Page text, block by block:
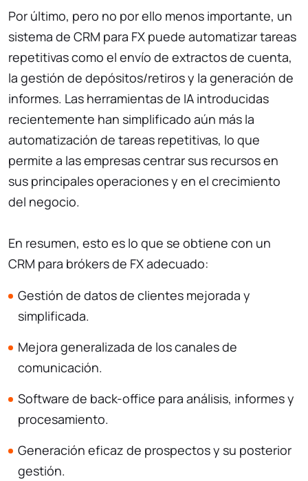
Por último, pero no por ello menos importante, un
sistema de CRM para FX puede automatizar tareas
repetitivas como el envío de extractos de cuenta,
la gestión de depósitos/retiros y la generación de
informes. Las herramientas de IA introducidas
recientemente han simplificado aún más la
automatización de tareas repetitivas, lo que
permite a las empresas centrar sus recursos en
sus principales operaciones y en el crecimiento
del negocio.
En resumen, esto es lo que se obtiene con un
CRM para brókers de FX adecuado:
Gestión de datos de clientes mejorada y
simplificada.
Mejora generalizada de los canales de
comunicación.
Software de back-office para análisis, informes y
procesamiento.
Generación eficaz de prospectos y su posterior
gestión.